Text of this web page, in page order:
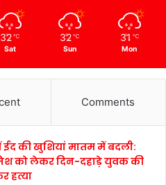
32 ℃
Sat
32 ℃
Sun
31 ℃
Mon
Comments
की खुशियां मातम में बदली:
को लेकर दिन-दहाड़े युवक की
हत्या